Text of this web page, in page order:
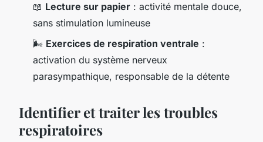
📖 Lecture sur papier : activité mentale douce,
sans stimulation lumineuse
🌬️ Exercices de respiration ventrale :
activation du système nerveux
parasympathique, responsable de la détente
Identifier et traiter les troubles
respiratoires